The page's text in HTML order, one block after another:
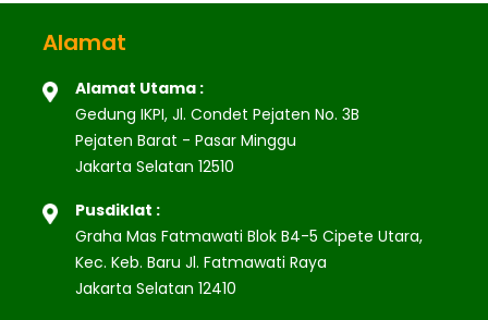
Alamat
Alamat Utama :
Gedung IKPI, Jl. Condet Pejaten No. 3B
Pejaten Barat - Pasar Minggu
Jakarta Selatan 12510
Pusdiklat :
Graha Mas Fatmawati Blok B4-5 Cipete Utara,
Kec. Keb. Baru Jl. Fatmawati Raya
Jakarta Selatan 12410